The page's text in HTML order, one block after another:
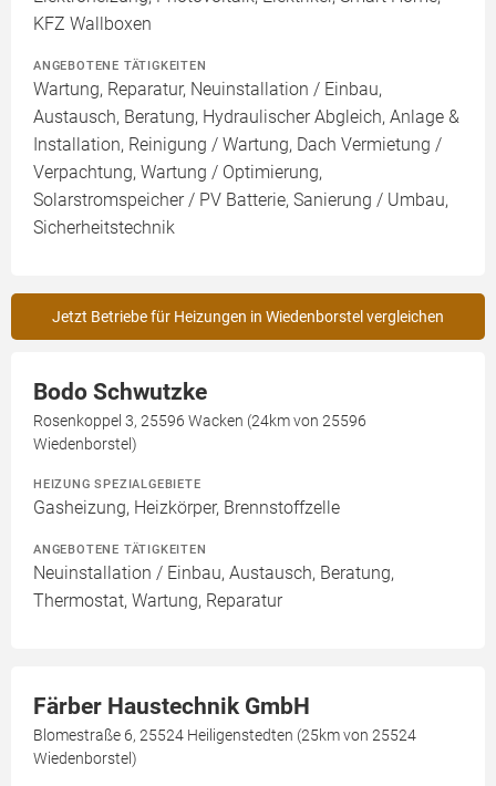
KFZ Wallboxen
ANGEBOTENE TÄTIGKEITEN
Wartung, Reparatur, Neuinstallation / Einbau,
Austausch, Beratung, Hydraulischer Abgleich, Anlage &
Installation, Reinigung / Wartung, Dach Vermietung /
Verpachtung, Wartung / Optimierung,
Solarstromspeicher / PV Batterie, Sanierung / Umbau,
Sicherheitstechnik
Jetzt Betriebe für Heizungen in Wiedenborstel vergleichen
Bodo Schwutzke
Rosenkoppel 3, 25596 Wacken (24km von 25596
Wiedenborstel)
HEIZUNG SPEZIALGEBIETE
Gasheizung, Heizkörper, Brennstoffzelle
ANGEBOTENE TÄTIGKEITEN
Neuinstallation / Einbau, Austausch, Beratung,
Thermostat, Wartung, Reparatur
Färber Haustechnik GmbH
Blomestraße 6, 25524 Heiligenstedten (25km von 25524
Wiedenborstel)